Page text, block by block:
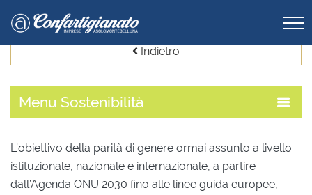
Indietro
Menu Sostenibilità
L’obiettivo della parità di genere ormai assunto a livello
istituzionale, nazionale e internazionale, a partire
dall’Agenda ONU 2030 fino alle linee guida europee,